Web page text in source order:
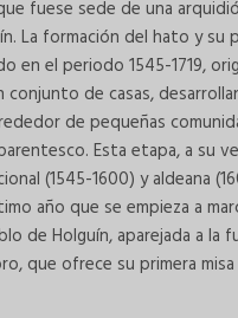
fuese sede de una
La formación del hato y su
en el periodo 1545-1719,
de casas,
de pequeñas
Esta etapa, a su
(1545-1600) y aldeana
año que se empieza a
de Holguín, aparejada a la
que ofrece su primera